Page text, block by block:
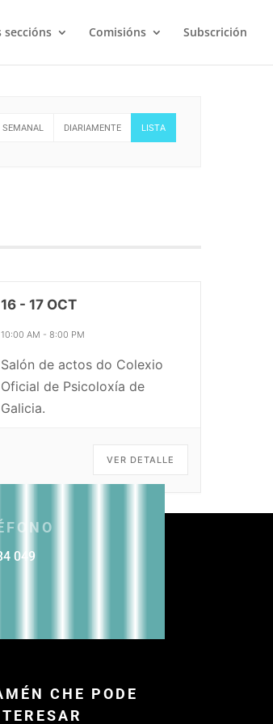
seccións Comisións Subscrición
SEMANAL DIARIAMENTE LISTA
16 - 17 OCT
10:00 AM - 8:00 PM
Salón de actos do Colexio
Oficial de Psicoloxía de
Galicia.
VER DETALLE
049
CHE PODE